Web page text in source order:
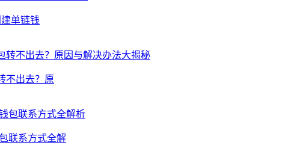
单链钱
不出去？原
联系方式全解